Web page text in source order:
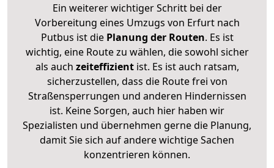
Ein weiterer wichtiger Schritt bei der
Vorbereitung eines Umzugs von Erfurt nach
Putbus ist diePlanung der Routen. Es ist
wichtig, eine Route zu wählen, die sowohl sicher
als auch zeiteffizientist. Es ist auch ratsam,
sicherzustellen, dass die Route frei von
Straßensperrungen und anderen Hindernissen
ist. Keine Sorgen, auch hier haben wir
Spezialisten und übernehmen gerne die Planung,
damit Sie sich auf andere wichtige Sachen
konzentrieren können.